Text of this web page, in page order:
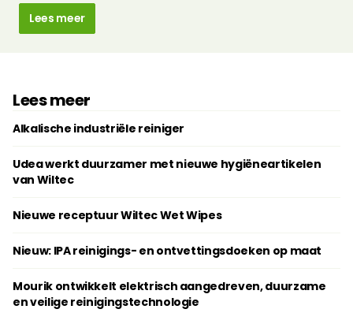
Lees meer
Lees meer
Alkalische industriële reiniger
Udea werkt duurzamer met nieuwe hygiëneartikelen
van Wiltec
Nieuwe receptuur Wiltec Wet Wipes
Nieuw: IPA reinigings- en ontvettingsdoeken op maat
Mourik ontwikkelt elektrisch aangedreven, duurzame
en veilige reinigingstechnologie